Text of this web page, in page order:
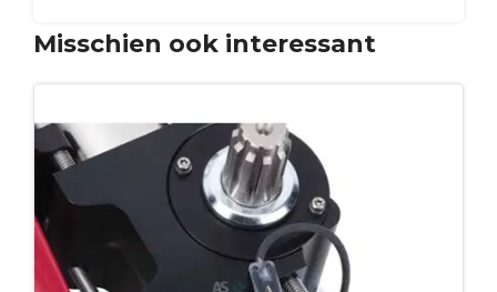
Misschien ook interessant